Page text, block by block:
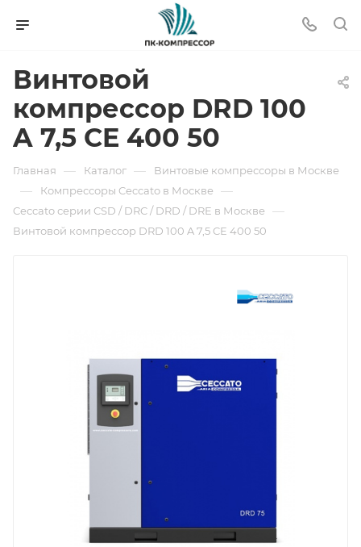
Винтовой
компрессор DRD 100
A 7,5 CE 400 50
Главная — Каталог — Винтовые компрессоры в Москве
— Компрессоры Ceccato в Москве —
Ceccato серии CSD / DRC / DRD / DRE в Москве —
Винтовой компрессор DRD 100 A 7,5 CE 400 50